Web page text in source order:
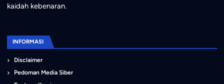
kaidah kebenaran.
INFORMASI
Disclaimer
Pedoman Media Siber